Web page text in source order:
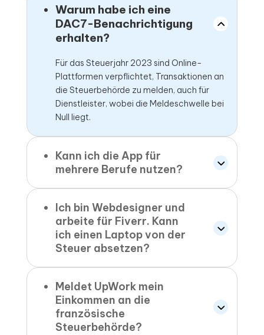
Warum habe ich eine
DAC7-Benachrichtigung
erhalten?
Für das Steuerjahr 2023 sind Online-
Plattformen verpflichtet, Transaktionen an
die Steuerbehörde zu melden, auch für
Dienstleister, wobei die Meldeschwelle bei
Null liegt.
Kann ich die App für
mehrere Berufe nutzen?
Ich bin Webdesigner und
arbeite für Fiverr. Kann
ich einen Laptop von der
Steuer absetzen?
Meldet UpWork mein
Einkommen an die
französische
Steuerbehörde?